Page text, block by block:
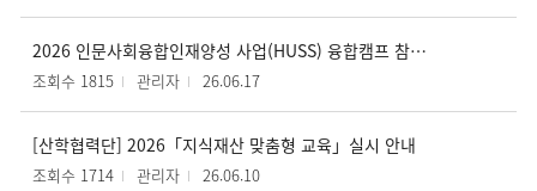
2026 인문사회융합인재양성 사업(HUSS) 융합캠프 참여학생 모집 (~6. 18.(목))
조회수 1815 관리자 26.06.17
[산학협력단] 2026「지식재산 맞춤형 교육」실시 안내
조회수 1714 관리자 26.06.10